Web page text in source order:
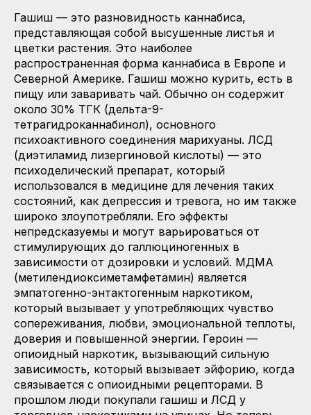
Гашиш — это разновидность каннабиса,
представляющая собой высушенные листья и
цветки растения. Это наиболее
распространенная форма каннабиса в Европе и
Северной Америке. Гашиш можно курить, есть в
пищу или заваривать чай. Обычно он содержит
около 30% ТГК (дельта-9-
тетрагидроканнабинол), основного
психоактивного соединения марихуаны. ЛСД
(диэтиламид лизергиновой кислоты) — это
психоделический препарат, который
использовался в медицине для лечения таких
состояний, как депрессия и тревога, но им также
широко злоупотребляли. Его эффекты
непредсказуемы и могут варьироваться от
стимулирующих до галлюциногенных в
зависимости от дозировки и условий. МДМА
(метилендиоксиметамфетамин) является
эмпатогенно-энтактогенным наркотиком,
который вызывает у употребляющих чувство
сопереживания, любви, эмоциональной теплоты,
доверия и повышенной энергии. Героин —
опиоидный наркотик, вызывающий сильную
зависимость, который вызывает эйфорию, когда
связывается с опиоидными рецепторами. В
прошлом люди покупали гашиш и ЛСД у